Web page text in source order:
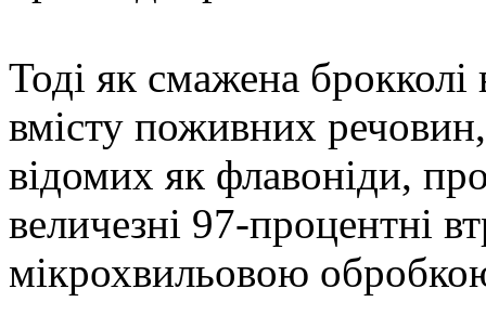
Тоді як смажена брокколі
вмісту поживних
відомих як флавоніди,
величезні 97-процентні
мікрохвильовою